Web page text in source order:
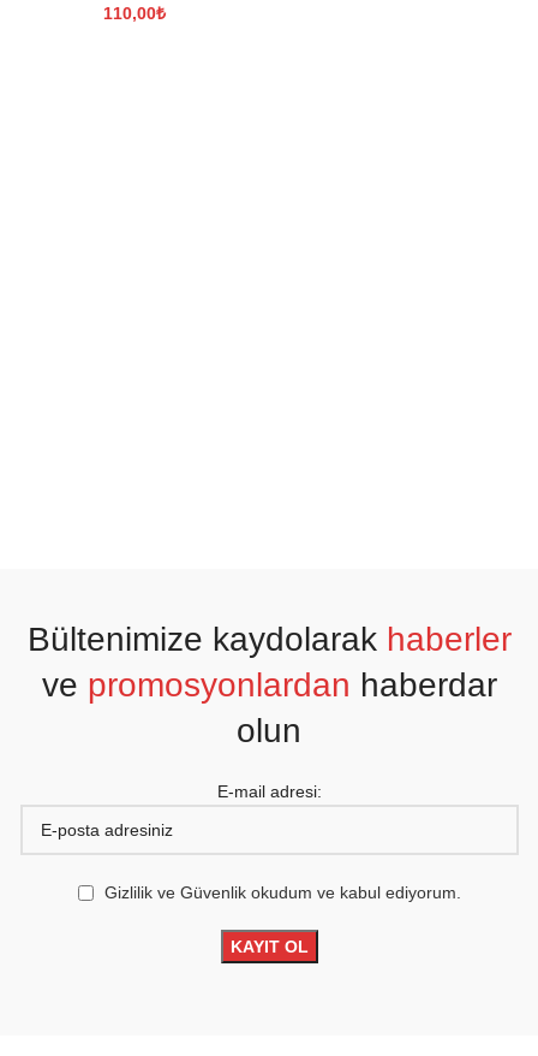
110,00₺
Bültenimize kaydolarak haberler
ve promosyonlardan haberdar
olun
E-mail adresi:
Gizlilik ve Güvenlik okudum ve kabul ediyorum.